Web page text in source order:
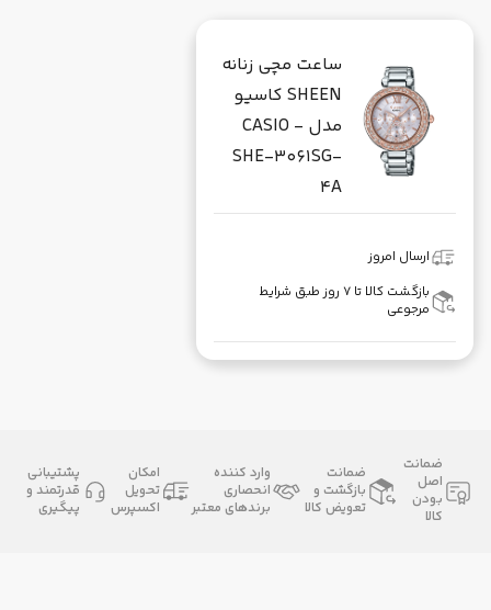
ساعت مچی زنانه
SHEEN کاسیو
مدل CASIO -
SHE-3061SG-
4A
ارسال امروز
بازگشت کالا تا ۷ روز طبق شرایط
مرجوعی
ضمانت
اصل
بودن
کالا
ضمانت
بازگشت و
تعویض کالا
وارد کننده
انحصاری
برندهای معتبر
امکان
تحویل
اکسپرس
پشتیبانی
قدرتمند و
پیگیری